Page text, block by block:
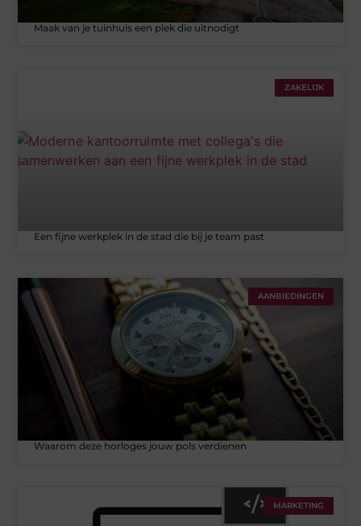
Maak van je tuinhuis een plek die uitnodigt
ZAKELIJK
Een fijne werkplek in de stad die bij je team past
AANBIEDINGEN
Waarom deze horloges jouw pols verdienen
MARKETING